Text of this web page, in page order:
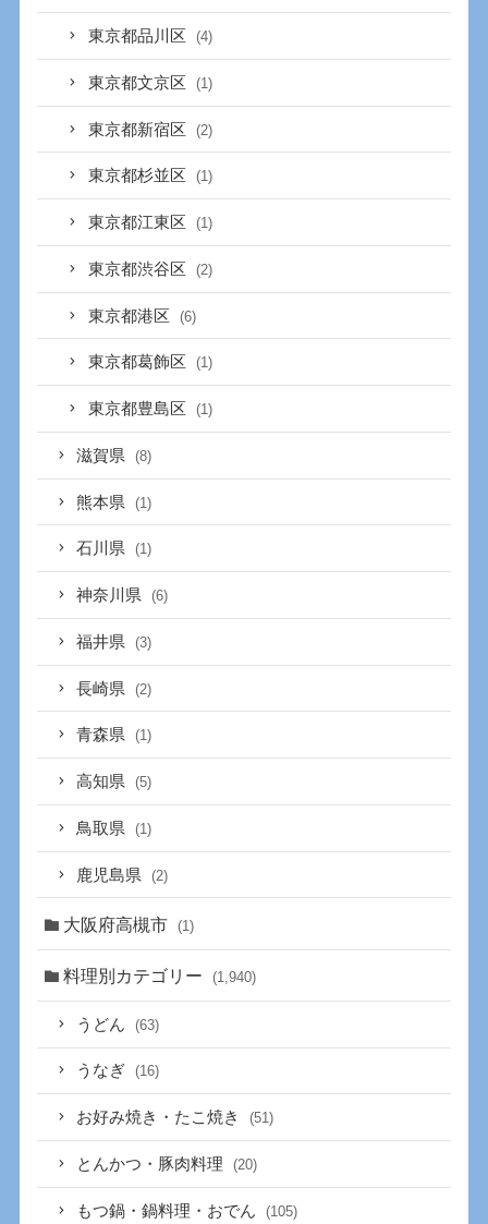
東京都品川区 (4)
東京都文京区 (1)
東京都新宿区 (2)
東京都杉並区 (1)
東京都江東区 (1)
東京都渋谷区 (2)
東京都港区 (6)
東京都葛飾区 (1)
東京都豊島区 (1)
滋賀県 (8)
熊本県 (1)
石川県 (1)
神奈川県 (6)
福井県 (3)
長崎県 (2)
青森県 (1)
高知県 (5)
鳥取県 (1)
鹿児島県 (2)
大阪府高槻市 (1)
料理別カテゴリー (1,940)
うどん (63)
うなぎ (16)
お好み焼き・たこ焼き (51)
とんかつ・豚肉料理 (20)
もつ鍋・鍋料理・おでん (105)